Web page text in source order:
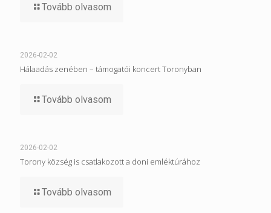
Tovább olvasom
2026-02-02
Hálaadás zenében – támogatói koncert Toronyban
Tovább olvasom
2026-02-02
Torony község is csatlakozott a doni emléktúrához
Tovább olvasom